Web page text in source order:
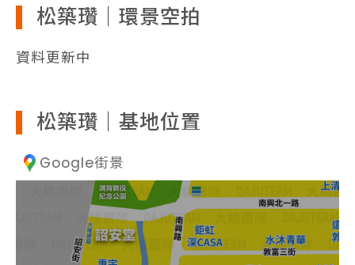
松築瓚｜環景空拍
資料更新中
松築瓚｜基地位置
Google街景